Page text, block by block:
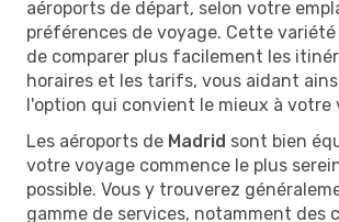
aéroports de départ, selon votre
préférences de voyage. Cette
de comparer plus facilement les
horaires et les tarifs, vous aidant
l'option qui convient le mieux à votre
Les aéroports de Madrid sont bien
votre voyage commence le plus
possible. Vous y trouverez
gamme de services, notamment des